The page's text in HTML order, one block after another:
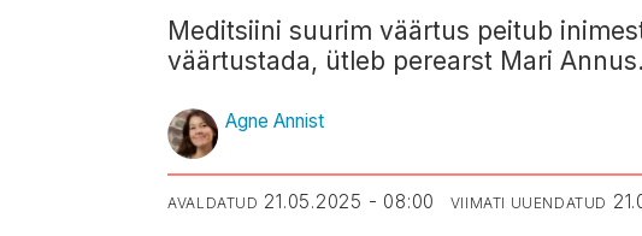
Meditsiini suurim väärtus peitub
väärtustada, ütleb perearst Mari Annus.
Agne Annist
AVALDATUD 21.05.2025 - 08:00 VIIMATI UUENDATUD